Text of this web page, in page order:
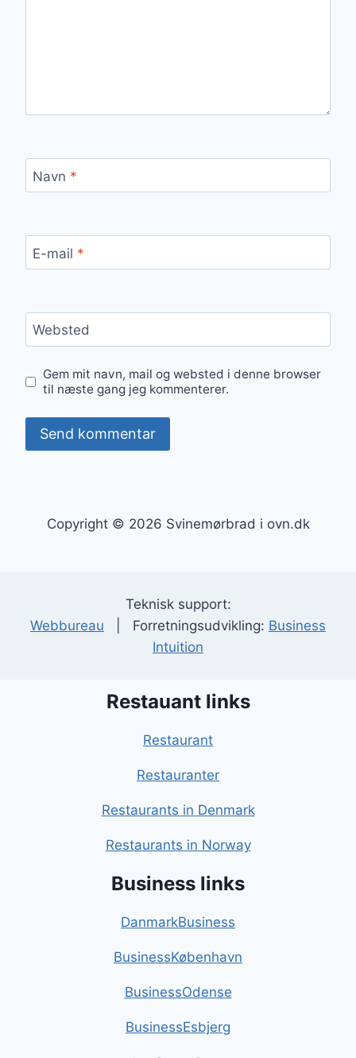
Navn *
E-mail *
Websted
Gem mit navn, mail og websted i denne browser
til næste gang jeg kommenterer.
Copyright © 2026 Svinemørbrad i ovn.dk
Teknisk support:
Webbureau | Forretningsudvikling: Business
Intuition
Restauant links
Restaurant
Restauranter
Restaurants in Denmark
Restaurants in Norway
Business links
DanmarkBusiness
BusinessKøbenhavn
BusinessOdense
BusinessEsbjerg